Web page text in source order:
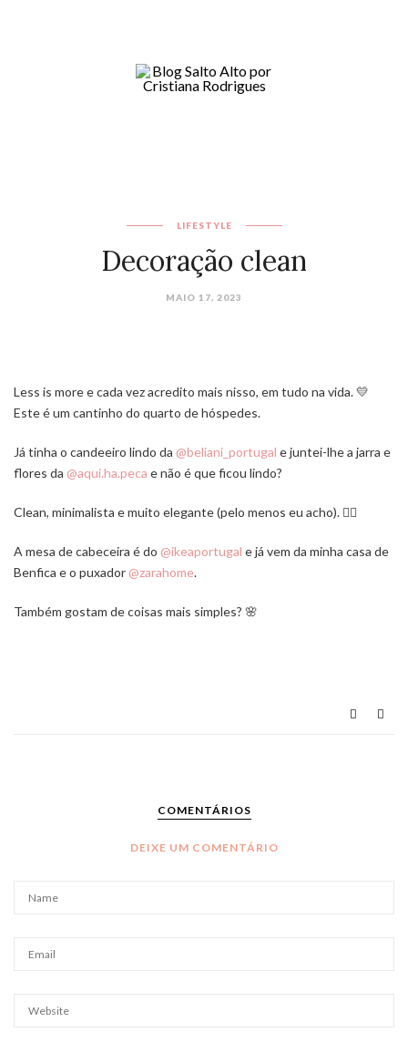
LIFESTYLE
Decoração clean
MAIO 17, 2023
Less is more e cada vez acredito mais nisso, em tudo na vida. 💛
Este é um cantinho do quarto de hóspedes.
Já tinha o candeeiro lindo da @beliani_portugal e juntei-lhe a jarra e
flores da @aqui.ha.peca e não é que ficou lindo?
Clean, minimalista e muito elegante (pelo menos eu acho). 🤷‍♂️
A mesa de cabeceira é do @ikeaportugal e já vem da minha casa de
Benfica e o puxador @zarahome.
Também gostam de coisas mais simples? 🌸
COMENTÁRIOS
DEIXE UM COMENTÁRIO